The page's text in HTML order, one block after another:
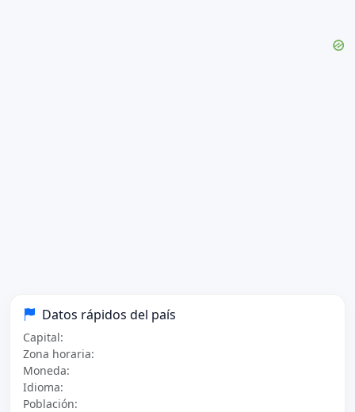
Datos rápidos del país
Capital:
Zona horaria:
Moneda:
Idioma:
Población: